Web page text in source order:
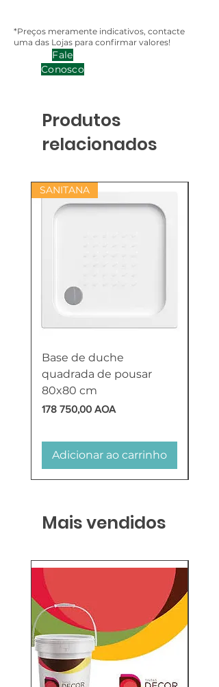
*Preços meramente indicativos, contacte
uma das Lojas para confirmar valores!
Fale
Conosco
Produtos
relacionados
SANITANA
Base de duche
quadrada de pousar
80x80 cm
Preço
178 750,00 AOA
Adicionar ao carrinho
Mais vendidos